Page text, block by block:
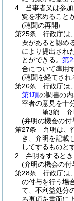
4
当事者又は参加
覧を求めること
(聴聞の再開)
第25条
行政庁は
要があると認め
により提出され
とができる。 第
合について準用
(聴聞を経てされ
第26条
行政庁は
第1項の調書の
宰者の意見を十
第3節
(弁明の機会の付
第27条
弁明は、
き、弁明を記載
してするものと
2
弁明をすると
(弁明の機会の付
第28条
行政庁は
の付与を行う場
て、不利益処分
る事項を書面に